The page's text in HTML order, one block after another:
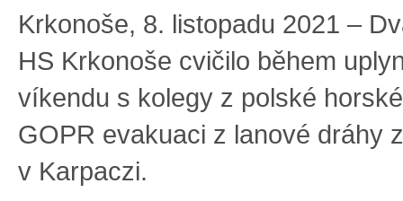
Krkonoše, 8. listopadu 2021 –
HS Krkonoše cvičilo během
víkendu s kolegy z polské
GOPR evakuaci z lanové dráhy
v Karpaczi.